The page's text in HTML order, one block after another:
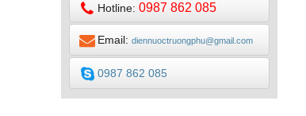
Hotline: 0987 862 085
Email: diennuoctruongphu@gmail.com
0987 862 085